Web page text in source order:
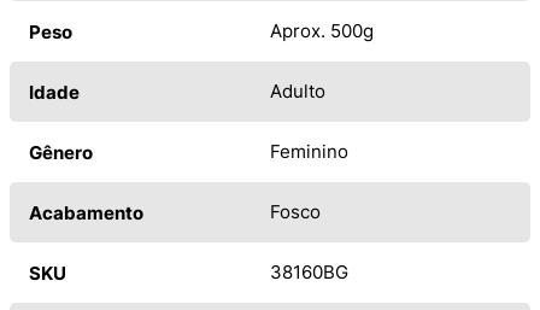
Peso Aprox. 500g
Idade Adulto
Gênero Feminino
Acabamento Fosco
SKU 38160BG